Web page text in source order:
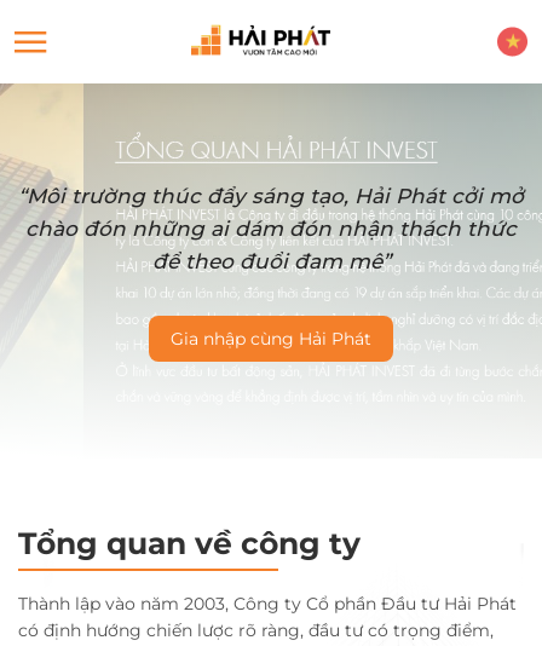
“Môi trường thúc đẩy sáng tạo, Hải Phát cởi mở
chào đón những ai dám đón nhận thách thức
để theo đuổi đam mê”
Gia nhập cùng Hải Phát
Tổng quan về công ty
Thành lập vào năm 2003, Công ty Cổ phần Đầu tư Hải Phát
có định hướng chiến lược rõ ràng, đầu tư có trọng điểm,